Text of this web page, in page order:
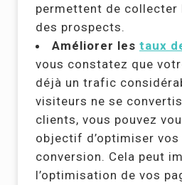
permettent de collecter
des prospects.
Améliorer les taux
vous constatez que
déjà un trafic
visiteurs ne se
clients, vous pouvez
objectif d’optimiser vos
conversion. Cela peut
l’optimisation de vos